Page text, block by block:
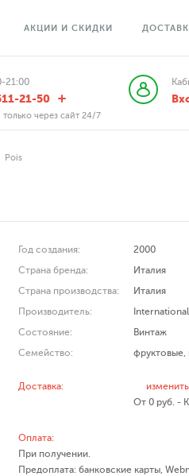
АКЦИИ И СКИДКИ
21:00
21-50
через сайт 24/7
Pois
Год создания:
2000
Страна бренда:
Италия
Страна производства:
Италия
Производитель:
Состояние:
Винтаж
Семейство:
фруктовые,
Доставка:
изменить
От 0 руб. -
Оплата:
При получении.
Предоплата: банковские карты,